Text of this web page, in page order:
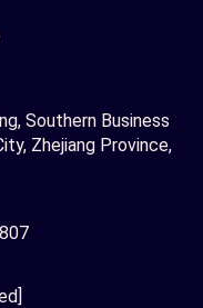
Southern Business
Zhejiang Province,